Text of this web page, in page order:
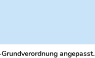
angepasst.